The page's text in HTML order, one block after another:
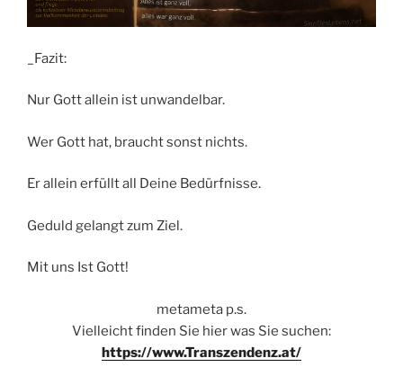
_Fazit:
Nur Gott allein ist unwandelbar.
Wer Gott hat, braucht sonst nichts.
Er allein erfüllt all Deine Bedürfnisse.
Geduld gelangt zum Ziel.
Mit uns Ist Gott!
metameta p.s.
Vielleicht finden Sie hier was Sie suchen:
https://www.Transzendenz.at/